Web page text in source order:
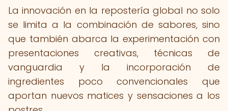
La innovación en la repostería global no solo
se limita a la combinación de sabores, sino
que también abarca la experimentación con
presentaciones creativas, técnicas de
vanguardia y la incorporación de
ingredientes poco convencionales que
aportan nuevos matices y sensaciones a los